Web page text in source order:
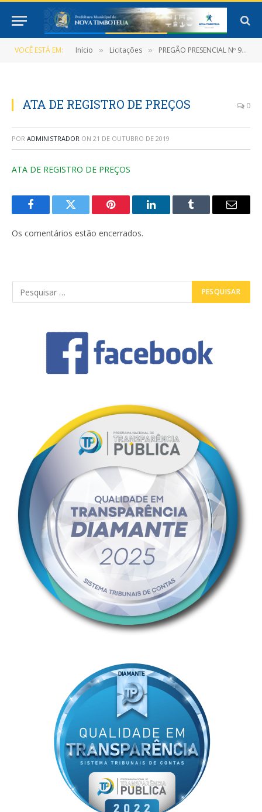
VOCÊ ESTÁ EM: Início » Licitações » PREGÃO PRESENCIAL Nº 9/2019-025-SMSNT-PP-SRP (Contratação de empresa para transporte de pessoa (pacientes) do tratamento fora do domicilio (TFD))
ATA DE REGISTRO DE PREÇOS 0
POR ADMINISTRADOR ON 21 DE OUTUBRO DE 2019
ATA DE REGISTRO DE PREÇOS
FacebookTwitter Pinterest LinkedInTumblr
E-
Os comentários estão encerrados.